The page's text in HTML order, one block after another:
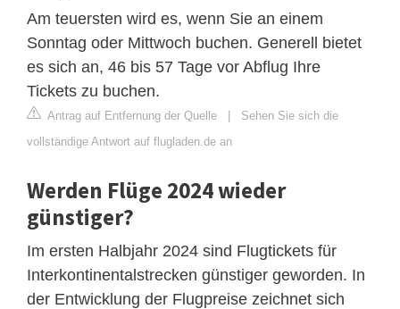
Am teuersten wird es, wenn Sie an einem
Sonntag oder Mittwoch buchen. Generell bietet
es sich an, 46 bis 57 Tage vor Abflug Ihre
Tickets zu buchen.
Antrag auf Entfernung der Quelle | Sehen Sie sich die
vollständige Antwort auf flugladen.de an
Werden Flüge 2024 wieder
günstiger?
Im ersten Halbjahr 2024 sind Flugtickets für
Interkontinentalstrecken günstiger geworden. In
der Entwicklung der Flugpreise zeichnet sich